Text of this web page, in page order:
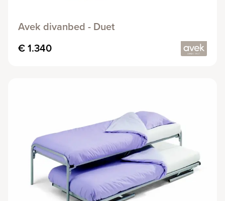
Avek divanbed - Duet
€ 1.340